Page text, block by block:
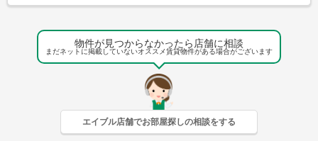
物件が見つからなかったら店舗に相談
まだネットに掲載していないオススメ賃貸物件がある場合がございます
エイブル店舗でお部屋探しの相談をする